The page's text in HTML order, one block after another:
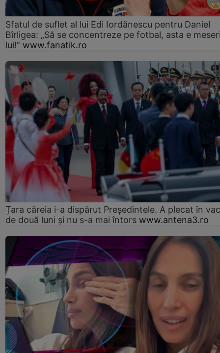
Sfatul de suflet al lui Edi Iordănescu pentru Daniel
Bîrligea: „Să se concentreze pe fotbal, asta e
lui!” www.fanatik.ro
Țara căreia i-a dispărut Președintele. A plecat în
de două luni și nu s-a mai întors www.antena3.ro